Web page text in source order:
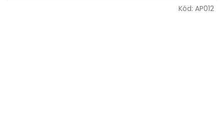
Kód: AP012